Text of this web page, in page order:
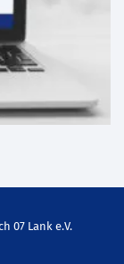
07 Lank e.V.